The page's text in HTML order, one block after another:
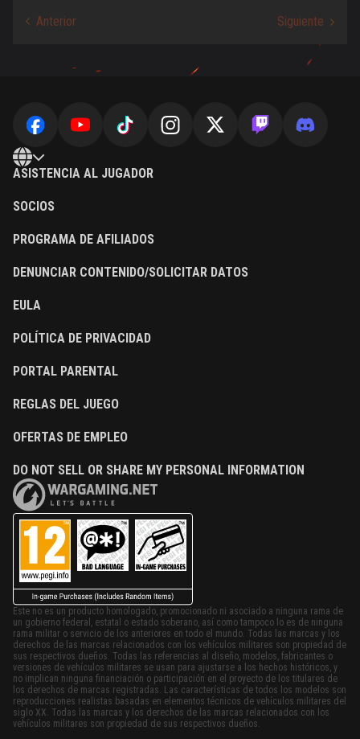
ASISTENCIA AL JUGADOR
SOCIOS
PROGRAMA DE AFILIADOS
DENUNCIAR CONTENIDO/SOLICITAR DATOS
EULA
POLÍTICA DE PRIVACIDAD
PORTAL PARENTAL
REGLAS DEL JUEGO
OFERTAS DE EMPLEO
DO NOT SELL OR SHARE MY PERSONAL INFORMATION
Este no es un producto homologado, promocionado ni asociado a ninguna rama de
un gobierno federal, estatal o estado soberano, así como tampoco lo es de ninguna
rama militar o servicio de los anteriores en todo el mundo. Todas las marcas y los
derechos de las marcas relacionados con los vehículos militares son propiedad de
sus respectivos dueños. Todas las referencias al diseño, modelos, fabricantes o
versiones de vehículos militares se usan para ajustarse a los hechos históricos, y
no implican ninguna financiación o participación en el proyecto de los titulares de
los derechos de marcas registradas. Las características de todos los modelos son
reproducciones realistas basadas en elementos técnicos de vehículos militares del
siglo XX. Todas las marcas y los derechos de las marcas relacionados con los
vehículos militares son propiedad de sus respectivos dueños.